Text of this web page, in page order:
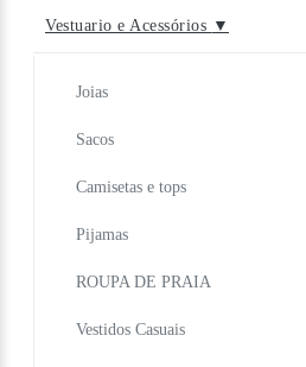
Vestuario e Acessórios ▼
Joias
Sacos
Camisetas e tops
Pijamas
ROUPA DE PRAIA
Vestidos Casuais